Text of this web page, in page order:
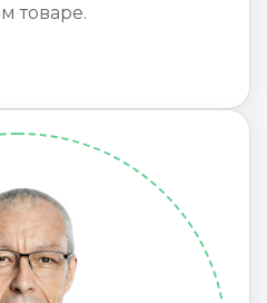
товаре.